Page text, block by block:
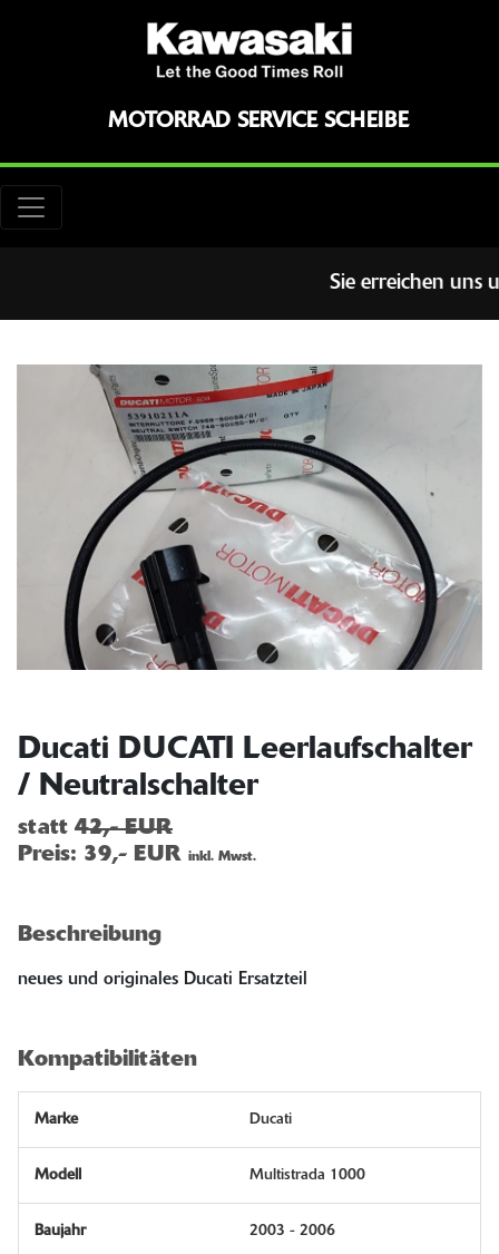
MOTORRAD SERVICE SCHEIBE
Sie erreichen uns
Ducati DUCATI Leerlaufschalter
/ Neutralschalter
statt 42,- EUR
Preis: 39,- EUR inkl. Mwst.
Beschreibung
neues und originales Ducati Ersatzteil
Kompatibilitäten
Ducati
Multistrada 1000
2003 - 2006